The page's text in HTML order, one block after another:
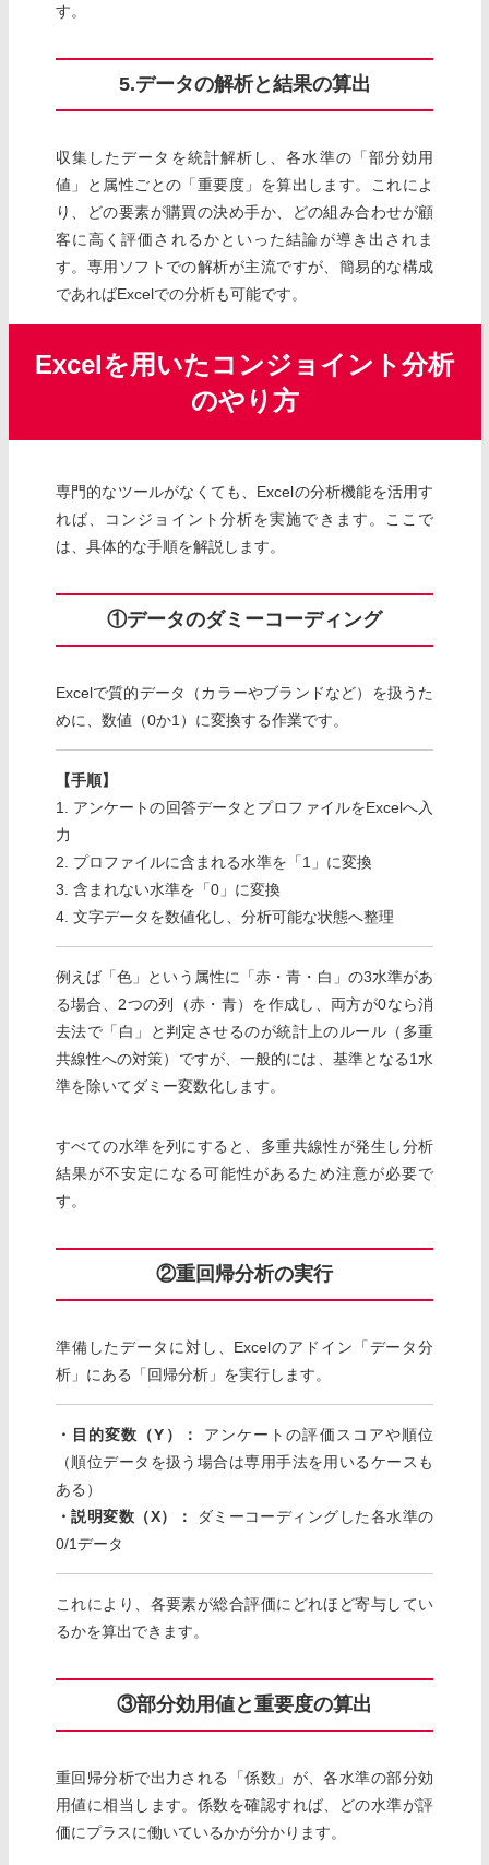
す。
5.データの解析と結果の算出
収集したデータを統計解析し、各水準の「部分効用
値」と属性ごとの「重要度」を算出します。これによ
り、どの要素が購買の決め手か、どの組み合わせが顧
客に高く評価されるかといった結論が導き出されま
す。専用ソフトでの解析が主流ですが、簡易的な構成
であればExcelでの分析も可能です。
Excelを用いたコンジョイント分析
のやり方
専門的なツールがなくても、Excelの分析機能を活用す
れば、コンジョイント分析を実施できます。ここで
は、具体的な手順を解説します。
①データのダミーコーディング
Excelで質的データ（カラーやブランドなど）を扱うた
めに、数値（0か1）に変換する作業です。
【手順】
1. アンケートの回答データとプロファイルをExcelへ入
力
2. プロファイルに含まれる水準を「1」に変換
3. 含まれない水準を「0」に変換
4. 文字データを数値化し、分析可能な状態へ整理
例えば「色」という属性に「赤・青・白」の3水準があ
る場合、2つの列（赤・青）を作成し、両方が0なら消
去法で「白」と判定させるのが統計上のルール（多重
共線性への対策）ですが、一般的には、基準となる1水
準を除いてダミー変数化します。
すべての水準を列にすると、多重共線性が発生し分析
結果が不安定になる可能性があるため注意が必要で
す。
②重回帰分析の実行
準備したデータに対し、Excelのアドイン「データ分
析」にある「回帰分析」を実行します。
・目的変数（Y）：
アンケートの評価スコアや順位
（順位データを扱う場合は専用手法を用いるケースも
ある）
・説明変数（X）：
ダミーコーディングした各水準の
0/1データ
これにより、各要素が総合評価にどれほど寄与してい
るかを算出できます。
③部分効用値と重要度の算出
重回帰分析で出力される「係数」が、各水準の部分効
用値に相当します。係数を確認すれば、どの水準が評
価にプラスに働いているかが分かります。